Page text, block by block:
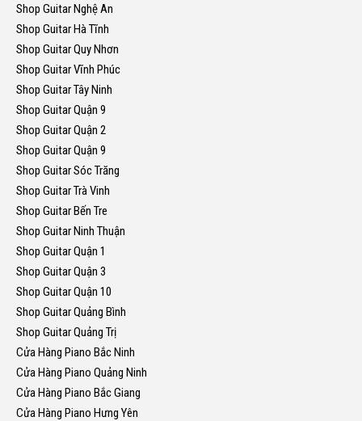
Shop Guitar Nghệ An
Shop Guitar Hà Tĩnh
Shop Guitar Quy Nhơn
Shop Guitar Vĩnh Phúc
Shop Guitar Tây Ninh
Shop Guitar Quận 9
Shop Guitar Quận 2
Shop Guitar Quận 9
Shop Guitar Sóc Trăng
Shop Guitar Trà Vinh
Shop Guitar Bến Tre
Shop Guitar Ninh Thuận
Shop Guitar Quận 1
Shop Guitar Quận 3
Shop Guitar Quận 10
Shop Guitar Quảng Bình
Shop Guitar Quảng Trị
Cửa Hàng Piano Bắc Ninh
Cửa Hàng Piano Quảng Ninh
Cửa Hàng Piano Bắc Giang
Cửa Hàng Piano Hưng Yên